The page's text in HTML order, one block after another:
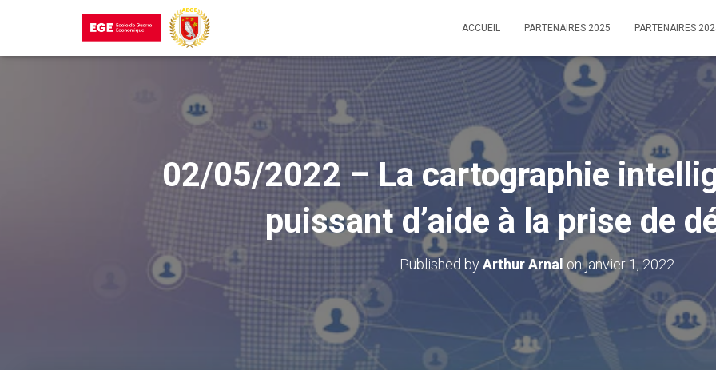
ACCUEIL PARTENAIRES 2025 PARTENAIRES
02/05/2022 – La cartographie
puissant d’aide à la prise de
Published byArthur Arnal onjanvier 1, 2022